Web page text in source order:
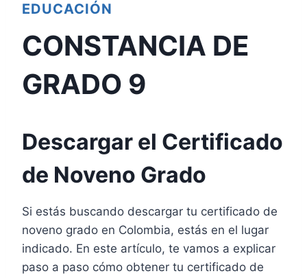
EDUCACIÓN
CONSTANCIA DE
GRADO 9
Descargar el Certificado
de Noveno Grado
Si estás buscando descargar tu certificado de
noveno grado en Colombia, estás en el lugar
indicado. En este artículo, te vamos a explicar
paso a paso cómo obtener tu certificado de